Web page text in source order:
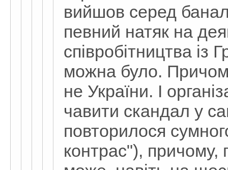
вийшов серед
певний натяк на
співробітництва із
можна було.
не України. І
чавити скандал у
повторилося
контрас"), причому,